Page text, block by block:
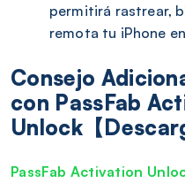
permitirá rastrear,
remota tu iPhone
Consejo
con PassFab
Unlock【
PassFab Activation